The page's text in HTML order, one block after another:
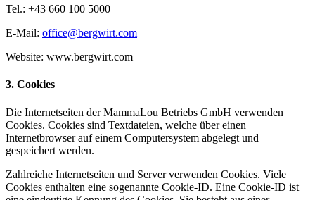
Tel.: +43 660 100 5000
E-Mail: office@bergwirt.com
Website: www.bergwirt.com
3. Cookies
Die Internetseiten der MammaLou Betriebs GmbH verwenden
Cookies. Cookies sind Textdateien, welche über einen
Internetbrowser auf einem Computersystem abgelegt und
gespeichert werden.
Zahlreiche Internetseiten und Server verwenden Cookies. Viele
Cookies enthalten eine sogenannte Cookie-ID. Eine Cookie-ID ist